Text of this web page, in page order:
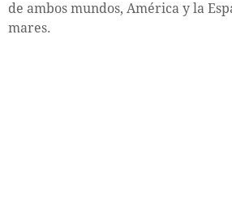
de ambos mundos, América y la
mares.